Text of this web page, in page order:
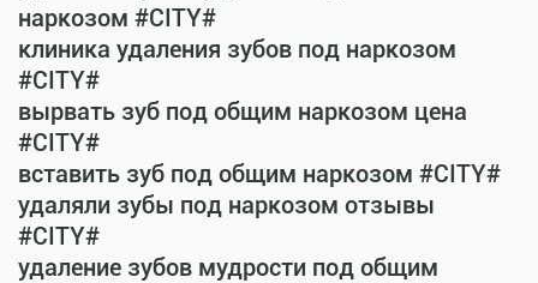
наркозом #CITY#
клиника удаления зубов под наркозом
#CITY#
вырвать зуб под общим наркозом цена
#CITY#
вставить зуб под общим наркозом #CITY#
удаляли зубы под наркозом отзывы
#CITY#
удаление зубов мудрости под общим